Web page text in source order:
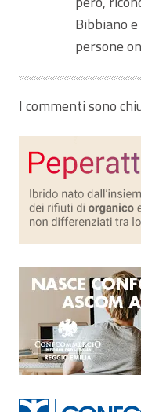
Bibbiano
persone
I commenti sono